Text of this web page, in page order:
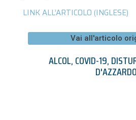
LINK ALL’ARTICOLO (INGLESE)
Vai all'articolo
ALCOL,COVID-19,
D'AZZARDO